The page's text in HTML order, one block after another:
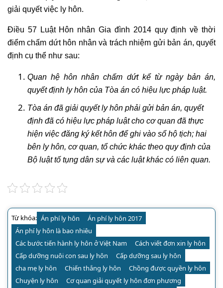
giải quyết việc ly hôn.
Điều 57 Luật Hôn nhân Gia đình 2014 quy định về thời
điểm chấm dứt hôn nhân và trách nhiệm gửi bản án, quyết
định cụ thể như sau:
Quan hệ hôn nhân chấm dứt kể từ ngày bản án,
quyết định ly hôn của Tòa án có hiệu lực pháp luật.
Tòa án đã giải quyết ly hôn phải gửi bản án, quyết
định đã có hiệu lực pháp luật cho cơ quan đã thực
hiện việc đăng ký kết hôn để ghi vào sổ hộ tịch; hai
bên ly hôn, cơ quan, tổ chức khác theo quy định của
Bộ luật tố tụng dân sự và các luật khác có liên quan.
Từ khóa: Án phí ly hôn
Án phí ly hôn 2017
Án phí ly hôn là bao nhiêu
Các bước tiến hành ly hôn ở Việt Nam
Cách viết đơn xin ly hôn
Cấp dưỡng nuôi con sau ly hôn
Cấp dưỡng sau ly hôn
cha mẹ ly hôn
Chiến thắng ly hôn
Chồng được quyền ly hôn
Chuyện ly hôn
Cơ quan giải quyết ly hôn đơn phương